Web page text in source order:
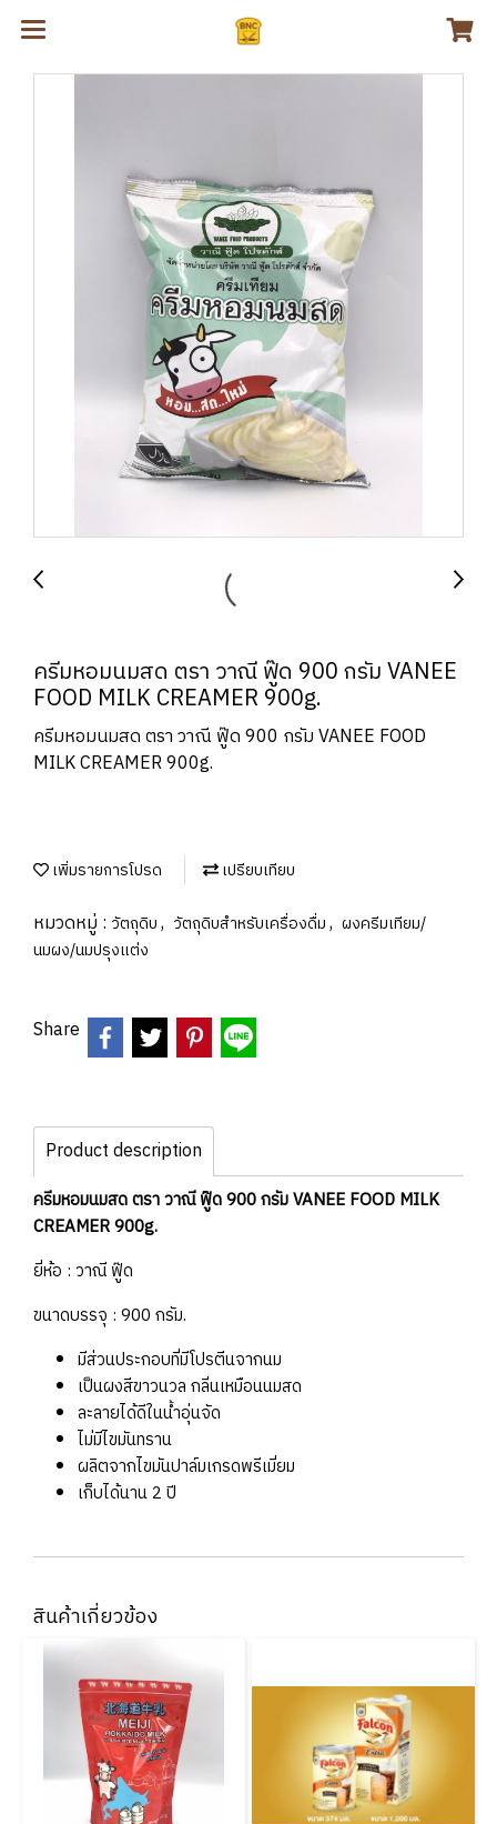
ครีมหอมนมสด ตรา วาณี ฟู๊ด 900 กรัม VANEE
FOOD MILK CREAMER 900g.
ครีมหอมนมสด ตรา วาณี ฟู๊ด 900 กรัม VANEE FOOD
MILK CREAMER 900g.
เพิ่มรายการโปรด เปรียบเทียบ
หมวดหมู่ : วัตถุดิบ, วัตถุดิบสำหรับเครื่องดื่ม, ผงครีมเทียม/
นมผง/นมปรุงแต่ง
Share
Product description
ครีมหอมนมสด ตรา วาณี ฟู๊ด 900 กรัม VANEE FOOD MILK
CREAMER 900g.
ยี่ห้อ : วาณี ฟู๊ด
ขนาดบรรจุ : 900 กรัม.
มีส่วนประกอบที่มีโปรตีนจากนม
เป็นผงสีขาวนวล กลิ่นเหมือนนมสด
ละลายได้ดีในน้ำอุ่นจัด
ไม่มีไขมันทราน
ผลิตจากไขมันปาล์มเกรดพรีเมี่ยม
เก็บได้นาน 2 ปี
สินค้าเกี่ยวข้อง